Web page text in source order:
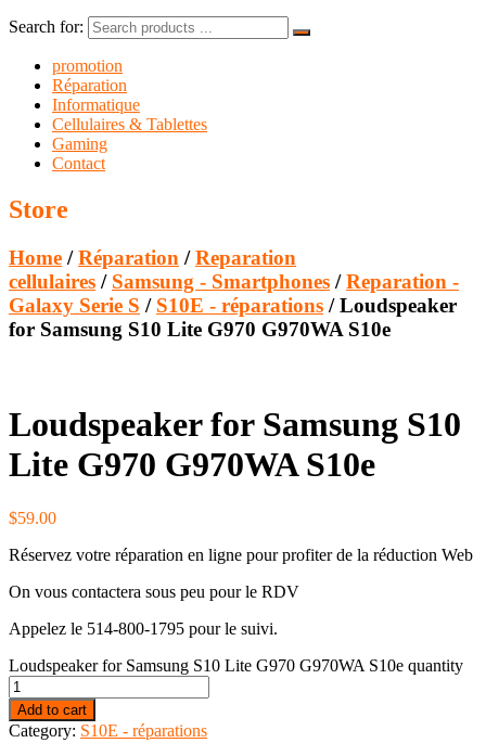
Search for:
promotion
Réparation
Informatique
Cellulaires & Tablettes
Gaming
Contact
Store
Home /Réparation /Reparation
cellulaires / Samsung - Smartphones /Reparation -
Galaxy Serie S / S10E - réparations / Loudspeaker
for Samsung S10 Lite G970 G970WA S10e
Loudspeaker for Samsung S10
Lite G970 G970WA S10e
$59.00
Réservez votre réparation en ligne pour profiter de la réduction Web
On vous contactera sous peu pour le RDV
Appelez le 514-800-1795 pour le suivi.
Loudspeaker for Samsung S10 Lite G970 G970WA S10e quantity
Add to cart
Category: S10E - réparations